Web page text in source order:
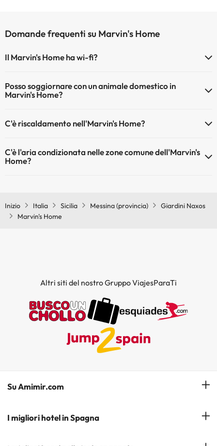
Domande frequenti su Marvin's Home
Il Marvin's Home ha wi-fi?
Posso soggiornare con un animale domestico in
Marvin's Home?
pagamento diretto in hotel). Verifica le condizioni.
C'è riscaldamento nell'Marvin's Home?
C'è l'aria condizionata nelle zone comune dell'Marvin's
Home?
Inizio Italia Sicilia Messina (provincia)
Giardini Naxos
Marvin's Home
Altri siti del nostro Gruppo ViajesParaTi
Su Amimir.com
Il Nostro Team
I migliori hotel in Spagna
Hotel a Salou